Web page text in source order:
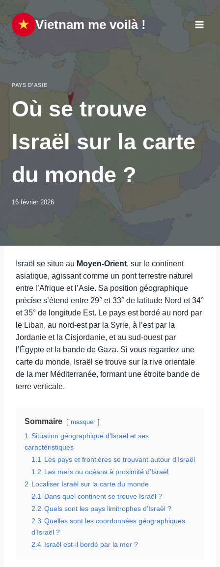
au
contenu
Vietnam me voilà !
PAYS D'ASIE
Où se trouve
Israël sur la carte
du monde ?
16 février 2026
Israël se situe au Moyen-Orient, sur le continent
asiatique, agissant comme un pont terrestre naturel
entre l’Afrique et l’Asie. Sa position géographique
précise s’étend entre 29° et 33° de latitude Nord et 34°
et 35° de longitude Est. Le pays est bordé au nord par
le Liban, au nord-est par la Syrie, à l’est par la
Jordanie et la Cisjordanie, et au sud-ouest par
l’Égypte et la bande de Gaza. Si vous regardez une
carte du monde, Israël se trouve sur la rive orientale
de la mer Méditerranée, formant une étroite bande de
terre verticale.
Sommaire masquer
1 Situation géographique d’Israël et ses
caractéristiques
1.1
Les pays et frontières se trouvant autour d’Israël
1.2 Les mers ou océans à proximité d’Israël
2 Localiser Israël sur la carte du monde
2.1
Dans quel continent se trouve Israël ?
2.2 Quels sont les pays limitrophes d’Israël ?
2.3 Quelles sont les coordonnées géographiques
d’Israël ?
2.4 Israël est-il bordé par la mer ?